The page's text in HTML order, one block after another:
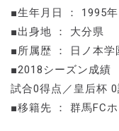
■生年月日 ： 1995
■出身地 ： 大分県
■所属歴 ： 日ノ本
■2018シーズン成績
試合0得点／皇后杯
■移籍先 ： 群馬FC